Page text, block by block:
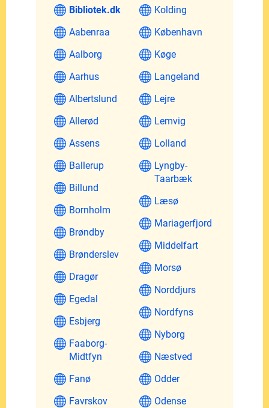
Bibliotek.dk
Aabenraa
Aalborg
Aarhus
Albertslund
Allerød
Assens
Ballerup
Billund
Bornholm
Brøndby
Brønderslev
Dragør
Egedal
Esbjerg
Faaborg-
Midtfyn
Fanø
Favrskov
Kolding
København
Køge
Langeland
Lejre
Lemvig
Lolland
Lyngby-
Taarbæk
Læsø
Mariagerfjord
Middelfart
Morsø
Norddjurs
Nordfyns
Nyborg
Næstved
Odder
Odense